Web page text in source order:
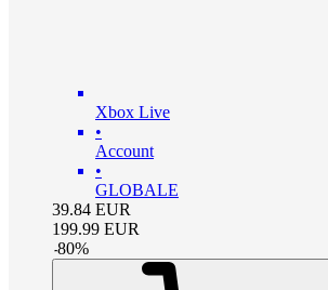
Xbox Live
•
Account
•
GLOBALE
39.84 EUR
199.99 EUR
-80%